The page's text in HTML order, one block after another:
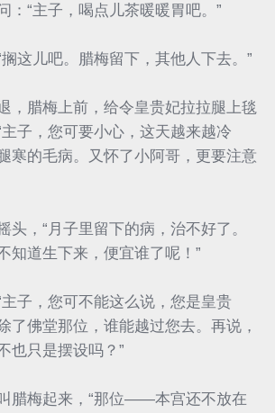
：“主子，喝点儿茶暖暖胃吧。”
这儿吧。腊梅留下，其他人下去。”
，腊梅上前，给令皇贵妃拉拉腿上毯
子，您可要小心，这天越来越冷
寒的毛病。又怀了小阿哥，更要注意
头，“月子里留下的病，治不好了。
知道生下来，便宜谁了呢！”
子，您可不能这么说，您是皇贵
了佛堂那位，谁能越过您去。再说，
也只是摆设吗？”
腊梅起来，“那位——本宫还不放在